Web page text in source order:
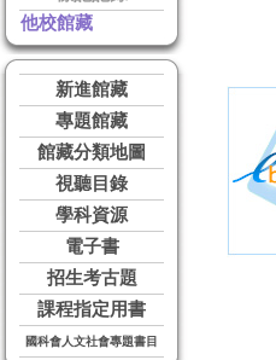
他校館藏
新進館藏
專題館藏
館藏分類地圖
視聽目錄
學科資源
電子書
招生考古題
課程指定用書
國科會人文社會專題書目